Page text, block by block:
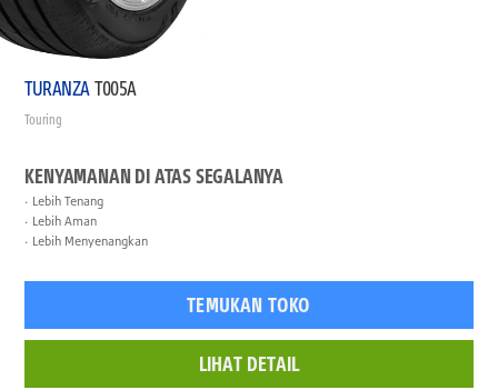
TURANZAT005A
Touring
KENYAMANAN DI ATAS SEGALANYA
Lebih Tenang
Lebih Aman
Lebih Menyenangkan
TEMUKAN TOKO
LIHAT DETAIL